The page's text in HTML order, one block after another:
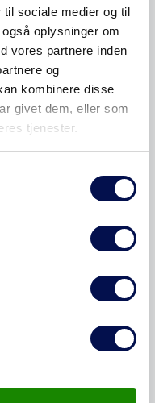
sociale medier og til
oplysninger om
vores partnere inden
og
kombinere disse
givet dem, eller som
tjenester.